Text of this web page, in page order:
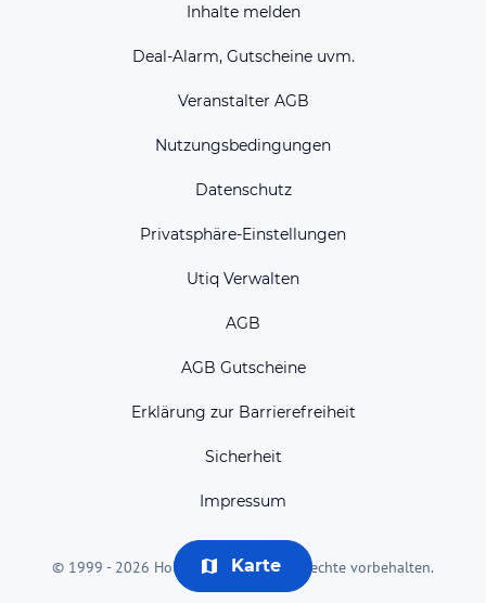
Karte
Inhalte melden
Deal-Alarm, Gutscheine uvm.
Veranstalter AGB
Nutzungsbedingungen
Datenschutz
Privatsphäre-Einstellungen
Utiq Verwalten
AGB
AGB Gutscheine
Erklärung zur Barrierefreiheit
Sicherheit
Impressum
© 1999 - 2026 HolidayCheck AG. Alle Rechte vorbehalten.